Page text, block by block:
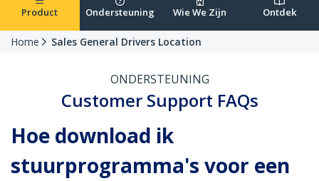
Product Ondersteuning Wie We Zijn Ontdek
Home Sales General Drivers Location
ONDERSTEUNING
Customer Support FAQs
Hoe download ik
stuurprogramma's voor een